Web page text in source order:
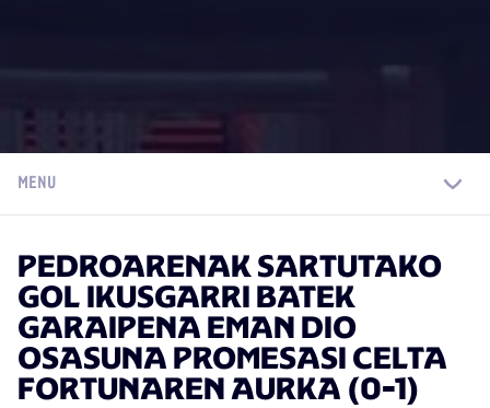
MENU
PEDROARENAK SARTUTAKO
GOL IKUSGARRI BATEK
GARAIPENA EMAN DIO
OSASUNA PROMESASI CELTA
FORTUNAREN AURKA (0-1)